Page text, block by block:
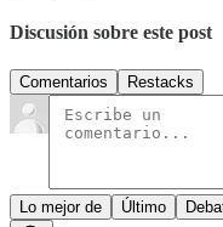
Discusión sobre este post
Comentarios Restacks
Lo mejor de Último